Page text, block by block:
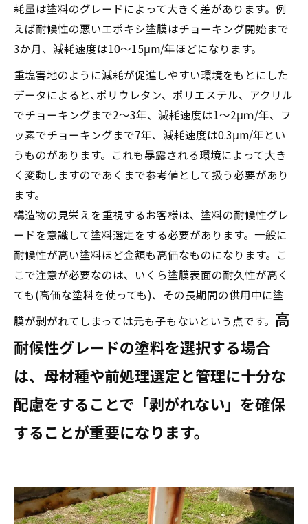
耗量は塗料のグレードによって大きく差があります。例
えば耐候性の悪いエポキシ塗膜はチョーキング開始まで
3か月、減耗速度は10～15μm/年ほどになります。
重塩害地のように減耗が促進しやすい環境をもとにした
データによると､ポリウレタン、ポリエステル、アクリル
でチョーキングまで2～3年、減耗速度は1～2μｍ/年、フ
ッ素でチョーキングまで7年、減耗速度は0.3μm/年とい
うものがあります。これも暴露される環境によって大き
く変動しますのであくまで参考値として扱う必要があり
ます。
構造物の見栄えを重視するお客様は、塗料の耐候性グレ
ードを意識して塗料選定をする必要があります。一般に
耐候性が高い塗料ほど金額も高価なものになります。こ
こで注意が必要なのは、いくら塗膜表面の耐久性が高く
ても(高価な塗料を使っても)、その長期間の供用中に塗
膜が剥がれてしまっては元も子もないという点です。 高
耐候性グレードの塗料を選択する場合
は、母材種や前処理選定と管理に十分な
配慮をすることで「剥がれない」を確保
することが重要になります。